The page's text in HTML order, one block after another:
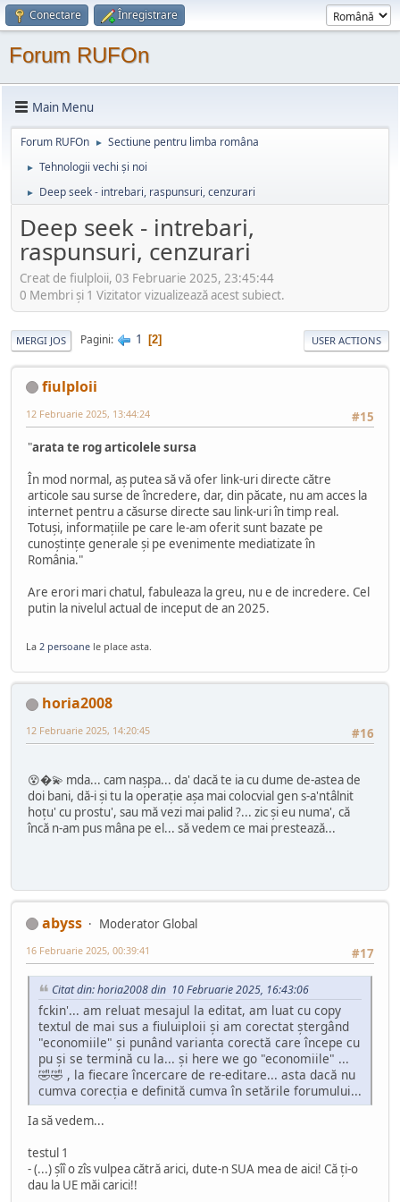
Conectare Înregistrare
Forum RUFOn
Main Menu
Forum RUFOn ► Sectiune pentru limba româna
► Tehnologii vechi și noi
► Deep seek - intrebari, raspunsuri, cenzurari
Deep seek - intrebari,
raspunsuri, cenzurari
Creat de fiulploii, 03 Februarie 2025, 23:45:44
0 Membri şi 1 Vizitator vizualizează acest subiect.
MERGI JOS Pagini 1 2 USER ACTIONS
fiulploii
#15
12 Februarie 2025, 13:44:24
"arata te rog articolele sursa
În mod normal, aș putea să vă ofer link-uri directe către
articole sau surse de încredere, dar, din păcate, nu am acces la
internet pentru a căsurse directe sau link-uri în timp real.
Totuși, informațiile pe care le-am oferit sunt bazate pe
cunoștințe generale și pe evenimente mediatizate în
România."
Are erori mari chatul, fabuleaza la greu, nu e de incredere. Cel
putin la nivelul actual de inceput de an 2025.
La 2 persoane le place asta.
horia2008
#16
12 Februarie 2025, 14:20:45
😵�💫 mda... cam nașpa... da' dacă te ia cu dume de-astea de
doi bani, dă-i și tu la operație așa mai colocvial gen s-a'ntâlnit
hoțu' cu prostu', sau mă vezi mai palid ?... zic și eu numa', că
încă n-am pus mâna pe el... să vedem ce mai prestează...
abyss
Moderator Global
#17
16 Februarie 2025, 00:39:41
Citat din: horia2008 din 10 Februarie 2025, 16:43:06
fckin'... am reluat mesajul la editat, am luat cu copy
textul de mai sus a fiuluiploii și am corectat ștergând
"economiile" și punând varianta corectă care începe cu
pu și se termină cu la... și here we go "economiile" ...
🤣🤣 , la fiecare încercare de re-editare... asta dacă nu
cumva corecția e definită cumva în setările forumului...
Ia să vedem...
testul 1
- (...) șîî o zîs vulpea cătră arici, dute-n SUA mea de aici! Că ți-o
dau la UE măi carici!!